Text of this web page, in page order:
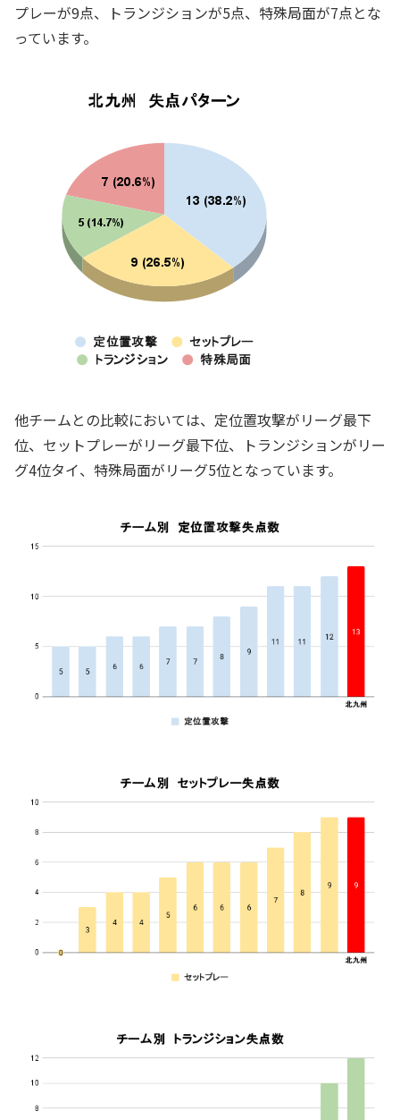
プレーが9点、トランジションが5点、特殊局面が7点とな
っています。
他チームとの比較においては、定位置攻撃がリーグ最下
位、セットプレーがリーグ最下位、トランジションがリー
グ4位タイ、特殊局面がリーグ5位となっています。